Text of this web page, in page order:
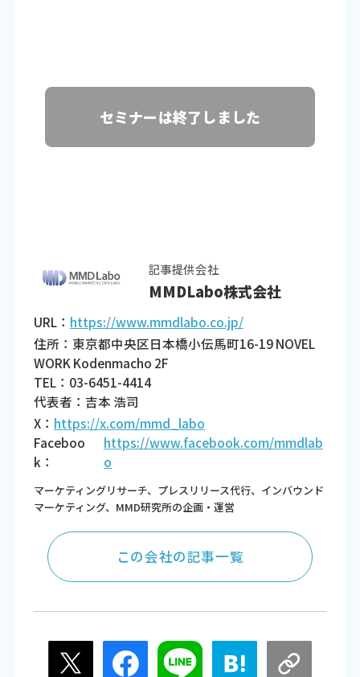
セミナーは終了しました
記事提供会社
MMDLabo株式会社
URL： https://www.mmdlabo.co.jp/
住所：東京都中央区日本橋小伝馬町16-19 NOVEL
WORK Kodenmacho 2F
TEL：03-6451-4414
代表者：吉本 浩司
X： https://x.com/mmd_labo
Faceboo
k：
https://www.facebook.com/mmdlab
o
マーケティングリサーチ、プレスリリース代行、インバウンド
マーケティング、MMD研究所の企画・運営
この会社の記事一覧